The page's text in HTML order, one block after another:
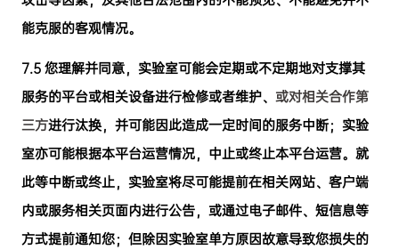
能克服的客观情况。
7.5您理解并同意，实验室可能会定期或不定期地对支撑其
服务的平台或相关设备进行检修或者维护、或对相关合作第
三方进行汰换，并可能因此造成一定时间的服务中断；实验
室亦可能根据本平台运营情况，中止或终止本平台运营。就
此等中断或终止，实验室将尽可能提前在相关网站、客户端
内或服务相关页面内进行公告，或通过电子邮件、短信息等
方式提前通知您；但除因实验室单方原因故意导致您损失的